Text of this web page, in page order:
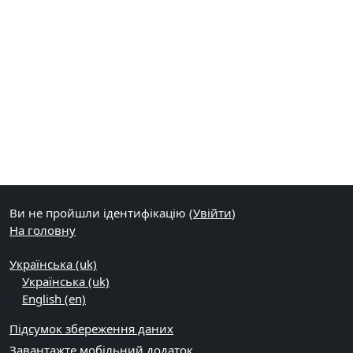
Ви не пройшли ідентифікацію (Увійти)
На головну
Українська ‎(uk)‎
Українська ‎(uk)‎
English ‎(en)‎
Підсумок збереження даних
Завантажте мобільний додаток